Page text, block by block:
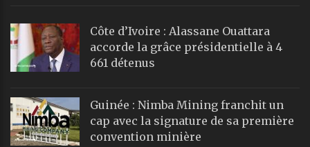
Côte d’Ivoire : Alassane Ouattara
accorde la grâce présidentielle à 4
661 détenus
Guinée : Nimba Mining franchit un
cap avec la signature de sa première
convention minière